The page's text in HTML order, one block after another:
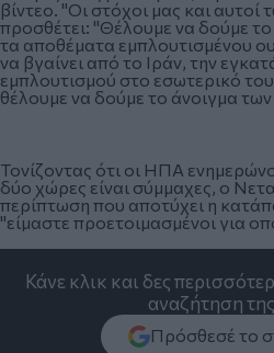
βίντεο. "Οι στόχοι μας και αυτοί
προσθέτει: "Θέλουμε να δούμε
τα αποθέματα εμπλουτισμένου
να βγαίνει από το Ιράν, την
εμπλουτισμού στο εσωτερικό
θέλουμε να δούμε το άνοιγμα
Τονίζοντας ότι οι ΗΠΑ
δύο χώρες είναι σύμμαχες, ο
περίπτωση που αποτύχει η
"είμαστε προετοιμασμένοι για
Κάνε κλικ και δες
αναζήτηση της
Πρόσθεσέ το